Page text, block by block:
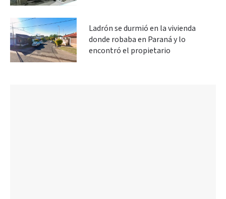
Ladrón se durmió en la vivienda
donde robaba en Paraná y lo
encontró el propietario